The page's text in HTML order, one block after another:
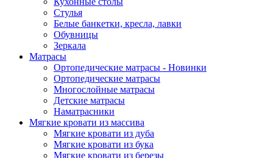
Стулья
Белые банкетки, кресла, лавки
Обувницы
Зеркала
Матрасы
Ортопедические матрасы - Новинки
Ортопедические матрасы
Многослойные матрасы
Детские матрасы
Наматрасники
Мягкие кровати из массива
Мягкие кровати из дуба
Мягкие кровати из бука
Мягкие кровати из березы